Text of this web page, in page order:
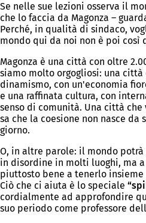
Se nelle sue lezioni osserva il
che lo faccia da Magonza –
Perché, in qualità di sindaco,
mondo qui da noi non è poi così
Magonza è una città con oltre
siamo molto orgogliosi: una città
dinamismo, con un'economia
e una raffinata cultura, con
senso di comunità. Una città
sa che la coesione non nasce da
giorno.
O, in altre parole: il mondo potrà
in disordine in molti luoghi, ma a
piuttosto bene a tenerlo
Ciò che ci aiuta è lo speciale
cordialmente ad approfondire
suo periodo come professore